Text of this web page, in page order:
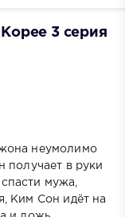
3 серия
неумолимо
получает в руки
мужа,
Ким Сон идёт на